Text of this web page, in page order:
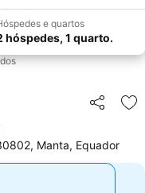
e quartos
hóspedes, 1 quarto.
Partilhar
Manta, Equador